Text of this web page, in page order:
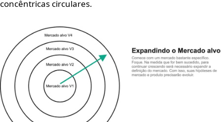
concêntricas circulares.